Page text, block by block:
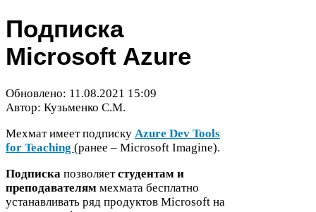
Подписка
Microsoft Azure
Обновлено: 11 .08.2021 15:09
Автор: Кузьменко С.М.
Мехмат имеет подписку Azure Dev Tools
for Teach­ing (ранее – Microsoft Imagine).
Подписка позволяетстудентам и
преподавателям мехмата бесплатно
устанавливать ряд продуктов Microsoft на